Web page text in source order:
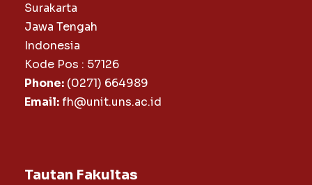
Surakarta
Jawa Tengah
Indonesia
Kode Pos : 57126
Phone: (0271) 664989
Email:fh@unit.uns.ac.id
Tautan Fakultas